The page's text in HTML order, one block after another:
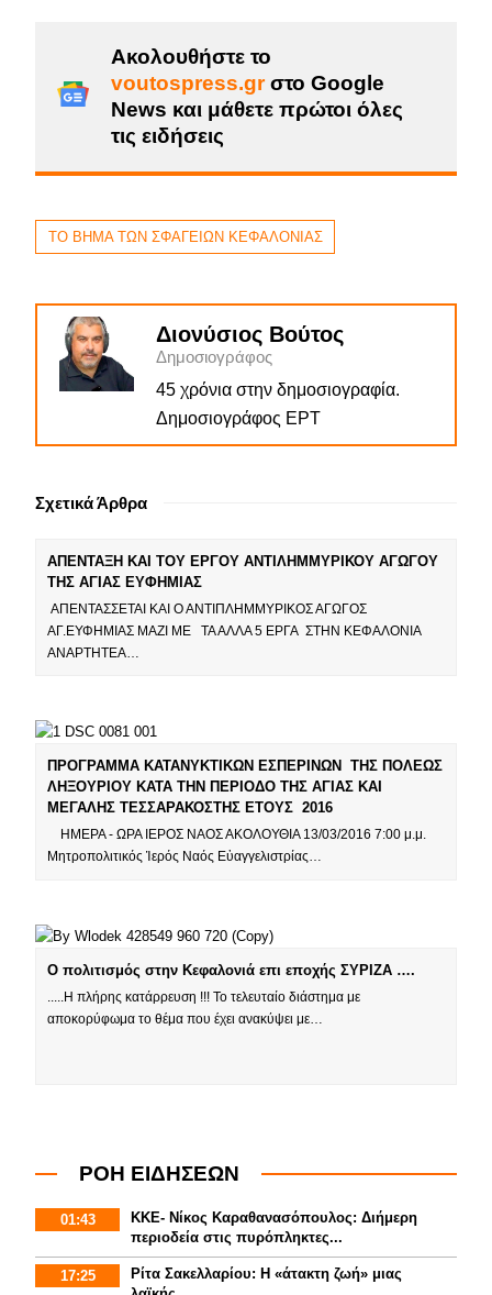
Ακολουθήστε το
voutospress.grστο Google
News και μάθετε πρώτοι όλες
τις ειδήσεις
ΤΟ ΒΗΜΑ ΤΩΝ ΣΦΑΓΕΙΩΝ ΚΕΦΑΛΟΝΙΑΣ
Διονύσιος Βούτος
Δημοσιογράφος
45 χρόνια στην δημοσιογραφία.
Δημοσιογράφος ΕΡΤ
Σχετικά Άρθρα
ΑΠΕΝΤΑΞΗ ΚΑΙ ΤΟΥ ΕΡΓΟΥ ΑΝΤΙΛΗΜΜΥΡΙΚΟΥ ΑΓΩΓΟΥ
ΤΗΣ ΑΓΙΑΣ ΕΥΦΗΜΙΑΣ
ΑΠΕΝΤΑΣΣΕΤΑΙ ΚΑΙ Ο ΑΝΤΙΠΛΗΜΜΥΡΙΚΟΣ ΑΓΩΓΟΣ
ΑΓ.ΕΥΦΗΜΙΑΣ ΜΑΖΙ ΜΕ ΤΑ ΑΛΛΑ 5 ΕΡΓΑ ΣΤΗΝ ΚΕΦΑΛΟΝΙΑ
ΑΝΑΡΤΗΤΕΑ…
ΠΡΟΓΡΑΜΜΑ ΚΑΤΑΝΥΚΤΙΚΩΝ ΕΣΠΕΡΙΝΩΝ ΤΗΣ ΠΟΛΕΩΣ
ΛΗΞΟΥΡΙΟΥ ΚΑΤΑ ΤΗΝ ΠΕΡΙΟΔΟ ΤΗΣ ΑΓΙΑΣ ΚΑΙ
ΜΕΓΑΛΗΣ ΤΕΣΣΑΡΑΚΟΣΤΗΣ ΕΤΟΥΣ 2016
ΗΜΕΡΑ - ΩΡΑ ΙΕΡΟΣ ΝΑΟΣ ΑΚΟΛΟΥΘΙΑ 13/03/2016 7:00 μ.μ.
Μητροπολιτικός Ἱερός Ναός Εὐαγγελιστρίας…
Ο πολιτισμός στην Κεφαλονιά επι εποχής ΣΥΡΙΖΑ ….
.....Η πλήρης κατάρρευση !!! Το τελευταίο διάστημα με
αποκορύφωμα το θέμα που έχει ανακύψει με…
ΡΟΗ ΕΙΔΗΣΕΩΝ
01:43
ΚΚΕ- Νίκος Καραθανασόπουλος: Διήμερη
περιοδεία στις πυρόπληκτες...
17:25
Ρίτα Σακελλαρίου: Η «άτακτη ζωή» μιας